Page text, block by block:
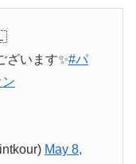
ざいます✨#パ
May 8,